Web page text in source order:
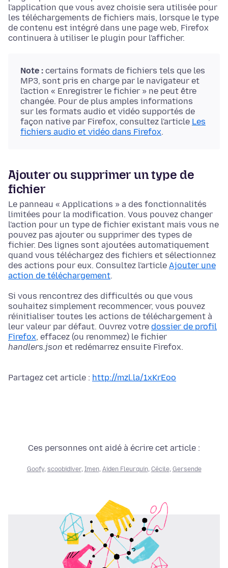
l'application que vous avez choisie sera utilisée pour
les téléchargements de fichiers mais, lorsque le type
de contenu est intégré dans une page web, Firefox
continuera à utiliser le plugin pour l'afficher.
Note : certains formats de fichiers tels que les
MP3, sont pris en charge par le navigateur et
l'action « Enregistrer le fichier » ne peut être
changée. Pour de plus amples informations
sur les formats audio et vidéo supportés de
façon native par Firefox, consultez l'article Les
fichiers audio et vidéo dans Firefox.
Ajouter ou supprimer un type de
fichier
Le panneau « Applications » a des fonctionnalités
limitées pour la modification. Vous pouvez changer
l'action pour un type de fichier existant mais vous ne
pouvez pas ajouter ou supprimer des types de
fichier. Des lignes sont ajoutées automatiquement
quand vous téléchargez des fichiers et sélectionnez
des actions pour eux. Consultez l'article Ajouter une
action de téléchargement.
Si vous rencontrez des difficultés ou que vous
souhaitez simplement recommencer, vous pouvez
réinitialiser toutes les actions de téléchargement à
leur valeur par défaut. Ouvrez votre dossier de profil
Firefox, effacez (ou renommez) le fichier
handlers.json et redémarrez ensuite Firefox.
Partagez cet article : http://mzl.la/1xKrEoo
Ces personnes ont aidé à écrire cet article :
Goofy, scoobidiver, Imen, Aiden Fleurquin, Cécile, Gersende